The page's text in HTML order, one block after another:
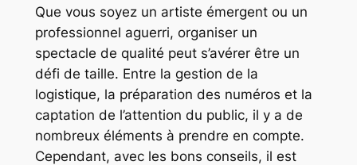
Que vous soyez un artiste émergent ou un
professionnel aguerri, organiser un
spectacle de qualité peut s’avérer être un
défi de taille. Entre la gestion de la
logistique, la préparation des numéros et la
captation de l’attention du public, il y a de
nombreux éléments à prendre en compte.
Cependant, avec les bons conseils, il est